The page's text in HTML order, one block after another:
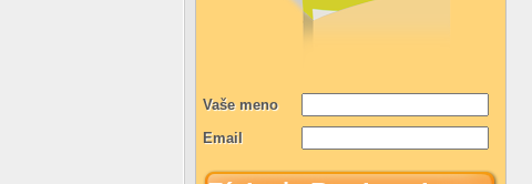
Vaše meno
Email